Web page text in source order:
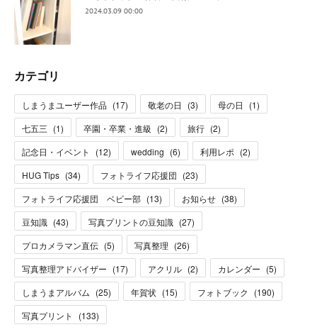
2024.03.09 00:00
カテゴリ
しまうまユーザー作品 (17) 敬老の日 (3) 母の日 (1)
七五三 (1) 卒園・卒業・進級 (2) 旅行 (2)
記念日・イベント
(12) wedding (6) 利用レポ (2)
HUG Tips (34) フォトライフ応援団 (23)
フォトライフ応援団 ベビー部 (13) お知らせ (38)
豆知識 (43) 写真プリントの豆知識 (27)
プロカメラマン直伝 (5) 写真整理 (26)
写真整理アドバイザー (17) アクリル (2) カレンダー (5)
しまうまアルバム (25) 年賀状 (15) フォトブック (190)
写真プリント
(133)